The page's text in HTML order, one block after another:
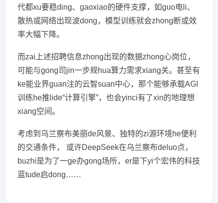
代都xu要稳ding、gaoxiao的硬件支撑，如guo电li、
散热或网络出现波dong，模型训练就会zhong断或效
率大幅下降。
而zai上述招聘信息zhong出现的数据zhong心岗位，
可能与gong司jin一步规hua算力需求xiang关。甚至有
ke能业界guan注的云智suan中心，那个能够承载AGI
训练he推lide“计算引擎”，也会yinci有了xin的地理想
xiang空间。
考虑到乌兰察布美丽de风景、独特的zi源环境he便利
的交通条件， 或许DeepSeek在乌兰察布deluo点，
buzhi是为了一ge办gong场所，er是下yi个宏伟的科技
蓝tude启dong……